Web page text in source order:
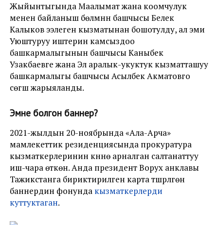
Жыйынтыгында Маалымат жана коомчулук
менен байланыш бөлүмүнүн башчысы Белек
Калыков ээлеген кызматынан бошотулду, ал эми
Уюштуруу иштерин камсыздоо
башкармалыгынын башчысы Каныбек
Узакбаевге жана Эл аралык-укуктук кызматташуу
башкармалыгы башчысы Асылбек Акматовго
сөгүш жарыяланды.
Эмне болгон баннер?
2021-жылдын 20-ноябрында «Ала-Арча»
мамлекеттик резиденциясында прокуратура
кызматкерлеринин күнүнө арналган салтанаттуу
иш-чара өткөн. Анда президент Ворух анклавы
Тажикстанга бириктирилген карта түшүрүлгөн
баннердин фонунда кызматкерлерди
куттуктаган.